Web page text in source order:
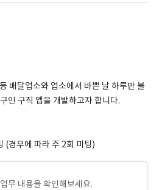
배달업소와 업소에서 바쁜 날 하루만 불
인 구직 앱을 개발하고자 합니다.
(경우에 따라 주 2회 미팅)
무 내용을 확인해보세요.